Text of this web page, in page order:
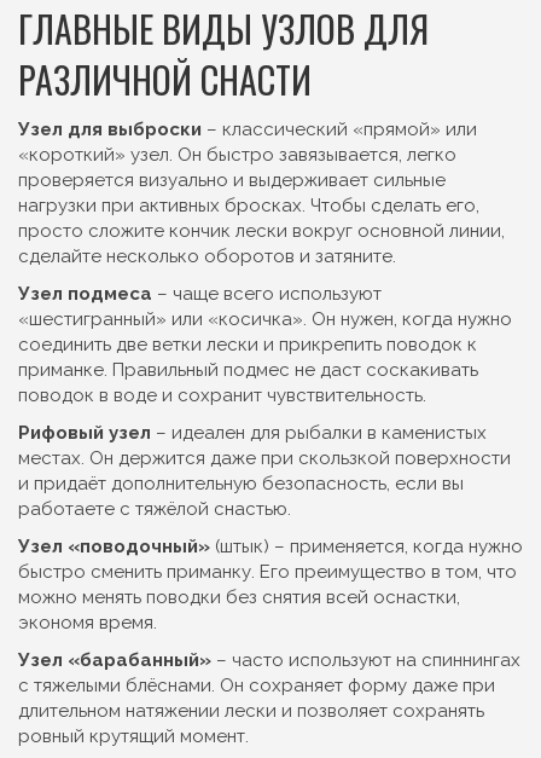
ГЛАВНЫЕ ВИДЫ УЗЛОВ ДЛЯ
РАЗЛИЧНОЙ СНАСТИ
Узел для выброски – классический «прямой» или
«короткий» узел. Он быстро завязывается, легко
проверяется визуально и выдерживает сильные
нагрузки при активных бросках. Чтобы сделать его,
просто сложите кончик лески вокруг основной линии,
сделайте несколько оборотов и затяните.
Узел подмеса – чаще всего используют
«шестигранный» или «косичка». Он нужен, когда нужно
соединить две ветки лески и прикрепить поводок к
приманке. Правильный подмес не даст соскакивать
поводок в воде и сохранит чувствительность.
Рифовый узел – идеален для рыбалки в каменистых
местах. Он держится даже при скользкой поверхности
и придаёт дополнительную безопасность, если вы
работаете с тяжёлой снастью.
Узел «поводочный» (штык) – применяется, когда нужно
быстро сменить приманку. Его преимущество в том, что
можно менять поводки без снятия всей оснастки,
экономя время.
Узел «барабанный» – часто используют на спиннингах
с тяжелыми блёснами. Он сохраняет форму даже при
длительном натяжении лески и позволяет сохранять
ровный крутящий момент.